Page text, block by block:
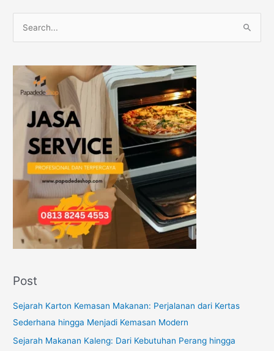
Post
Sejarah Karton Kemasan Makanan: Perjalanan dari Kertas
Sederhana hingga Menjadi Kemasan Modern
Sejarah Makanan Kaleng: Dari Kebutuhan Perang hingga